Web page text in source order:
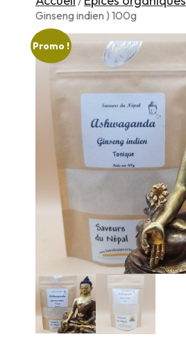
Ginseng indien ) 100g
Promo !